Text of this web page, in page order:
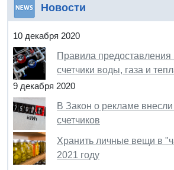
Новости
10 декабря 2020
Правила
счетчики воды, газа и
9 декабря 2020
В Закон о рекламе
счетчиков
Хранить личные вещи в
2021 году